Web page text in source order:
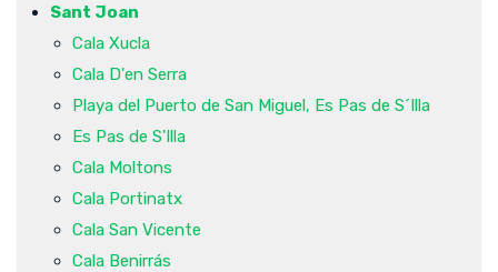
Sant Joan
Cala Xucla
Cala D'en Serra
Playa del Puerto de San Miguel, Es Pas de S´Illa
Es Pas de S'Illa
Cala Moltons
Cala Portinatx
Cala San Vicente
Cala Benirrás